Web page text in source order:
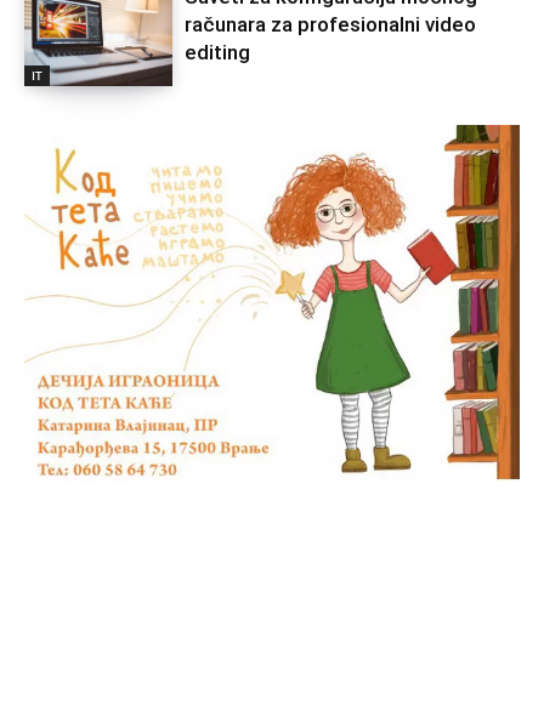
IT
računara za profesionalni video
editing